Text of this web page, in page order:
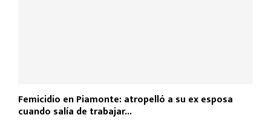
Femicidio en Piamonte: atropelló a su ex esposa
cuando salía de trabajar...